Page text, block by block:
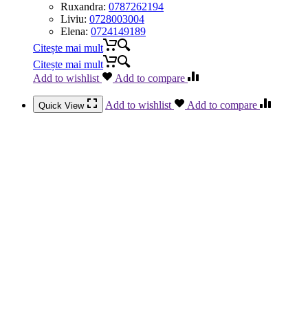
Ruxandra: 0787262194
Liviu: 0728003004
Elena: 0724149189
Citește mai mult
Citește mai mult
Add to wishlist
Add to compare
Quick View Add to wishlist Add to compare